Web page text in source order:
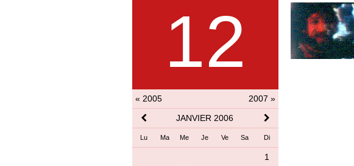
12
« 2005
2007 »
JANVIER 2006
Lu Ma Me Je Ve Sa Di
1